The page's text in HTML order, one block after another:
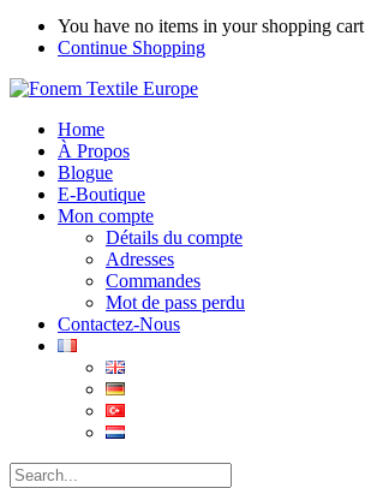
You have no items in your shopping cart
Continue Shopping
Home
À Propos
Blogue
E-Boutique
Mon compte
Détails du compte
Adresses
Commandes
Mot de pass perdu
Contactez-Nous